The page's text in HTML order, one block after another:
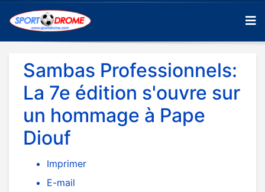
Sambas Professionnels:
La 7e édition s'ouvre sur
un hommage à Pape
Diouf
Imprimer
E-mail